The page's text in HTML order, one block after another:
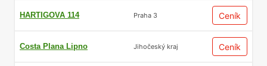
HARTIGOVA 114 Praha 3 Ceník
Costa Plana Lipno Jihočeský kraj Ceník